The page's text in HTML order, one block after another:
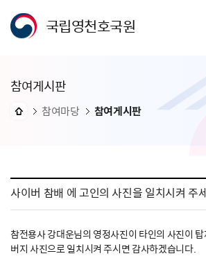
국립영천호국원
참여게시판
참여마당 참여게시판
사이버 참배 에 고인의 사진을 일치시켜 주
참전용사 강대운님의 영정사진이 타인의 사진이
버지 사진으로 일치시켜 주시면 감사하겠습니다.